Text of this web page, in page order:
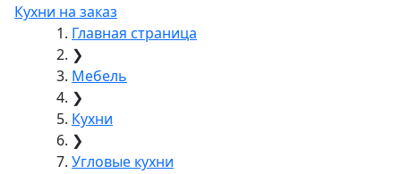
Кухни на заказ
Главная страница
❯
Мебель
❯
Кухни
❯
Угловые кухни